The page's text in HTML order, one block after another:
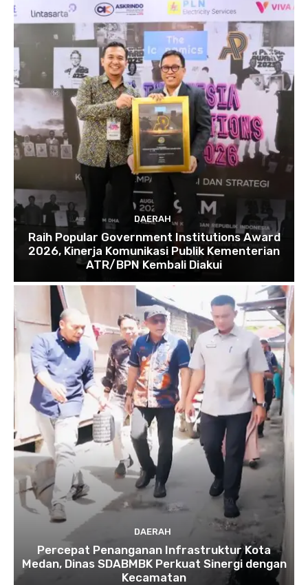
DAERAH
Raih Popular Government Institutions Award
2026, Kinerja Komunikasi Publik Kementerian
ATR/BPN Kembali Diakui
DAERAH
Percepat Penanganan Infrastruktur Kota
Medan, Dinas SDABMBK Perkuat Sinergi dengan
Kecamatan